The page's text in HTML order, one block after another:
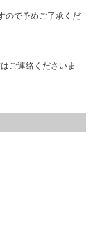
ので予めご了承くだ
ご連絡くださいま